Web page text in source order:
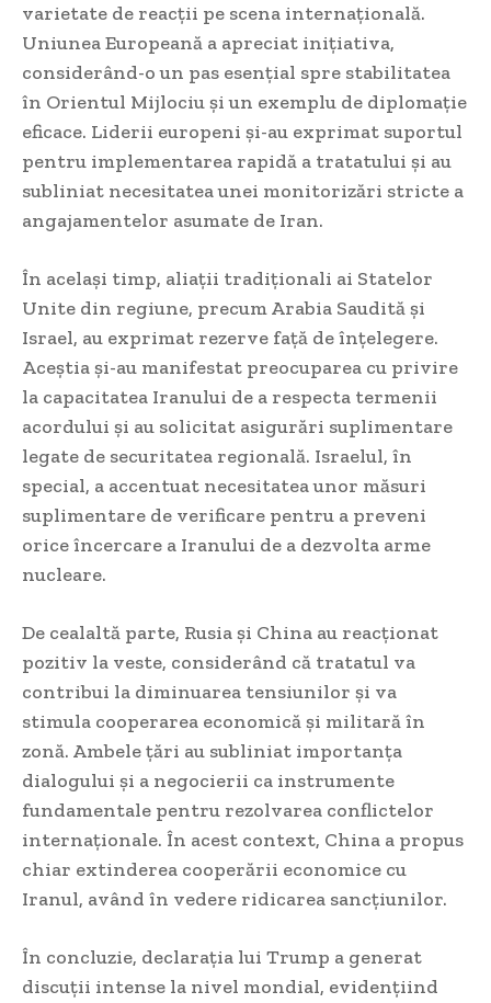
varietate de reacții pe scena internațională.
Uniunea Europeană a apreciat inițiativa,
considerând-o un pas esențial spre stabilitatea
în Orientul Mijlociu și un exemplu de diplomație
eficace. Liderii europeni și-au exprimat suportul
pentru implementarea rapidă a tratatului și au
subliniat necesitatea unei monitorizări stricte a
angajamentelor asumate de Iran.
În același timp, aliații tradiționali ai Statelor
Unite din regiune, precum Arabia Saudită și
Israel, au exprimat rezerve față de înțelegere.
Aceștia și-au manifestat preocuparea cu privire
la capacitatea Iranului de a respecta termenii
acordului și au solicitat asigurări suplimentare
legate de securitatea regională. Israelul, în
special, a accentuat necesitatea unor măsuri
suplimentare de verificare pentru a preveni
orice încercare a Iranului de a dezvolta arme
nucleare.
De cealaltă parte, Rusia și China au reacționat
pozitiv la veste, considerând că tratatul va
contribui la diminuarea tensiunilor și va
stimula cooperarea economică și militară în
zonă. Ambele țări au subliniat importanța
dialogului și a negocierii ca instrumente
fundamentale pentru rezolvarea conflictelor
internaționale. În acest context, China a propus
chiar extinderea cooperării economice cu
Iranul, având în vedere ridicarea sancțiunilor.
În concluzie, declarația lui Trump a generat
discuții intense la nivel mondial, evidențiind